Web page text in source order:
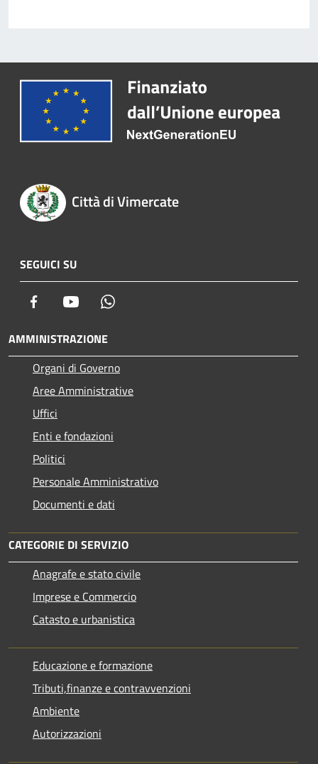
Città di Vimercate
SEGUICI SU
Facebook Youtube
AMMINISTRAZIONE
Organi di Governo
Aree Amministrative
Uffici
Enti e fondazioni
Politici
Personale Amministrativo
Documenti e dati
CATEGORIE DI SERVIZIO
Anagrafe e stato civile
Imprese e Commercio
Catasto e urbanistica
Educazione e formazione
Tributi,finanze e contravvenzioni
Ambiente
Autorizzazioni